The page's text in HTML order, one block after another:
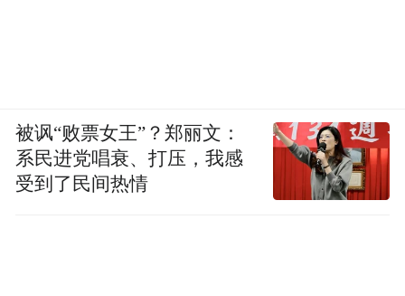
被讽“败票女王”？郑丽文：
系民进党唱衰、打压，我感
受到了民间热情